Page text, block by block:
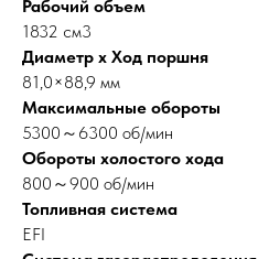
Рабочий объем
1832 см3
Диаметр х Ход поршня
81,0×88,9 мм
Максимальные обороты
5300～6300 об/мин
Обороты холостого хода
800～900 об/мин
Топливная система
EFI